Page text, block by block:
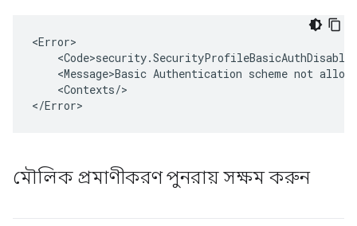
<Error>
<Message>Basic Authentication scheme not
    <Contexts/>
</Error>
মৌলিক প্রমাণীকরণ পুনরায় সক্ষম করুন